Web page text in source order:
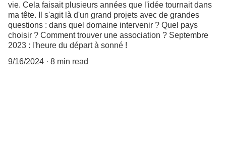
vie. Cela faisait plusieurs années que l'idée tournait dans
ma tête. Il s'agit là d'un grand projets avec de grandes
questions : dans quel domaine intervenir ? Quel pays
choisir ? Comment trouver une association ? Septembre
2023 : l'heure du départ à sonné !
9/16/2024
8 min read